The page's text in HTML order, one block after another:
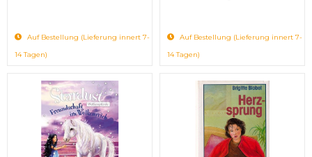
Auf Bestellung (Lieferung innert 7-
14 Tagen)
Auf Bestellung (Lieferung innert 7-
14 Tagen)